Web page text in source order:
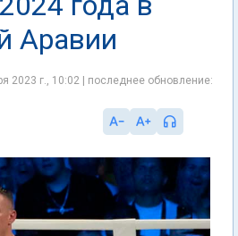
Аравии
2023 г., 10:02 | последнее обновление: